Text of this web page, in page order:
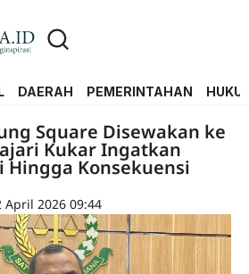
DAERAH PEMERINTAHAN
Square Disewakan ke
Kukar Ingatkan
Hingga Konsekuensi
April 2026 09:44